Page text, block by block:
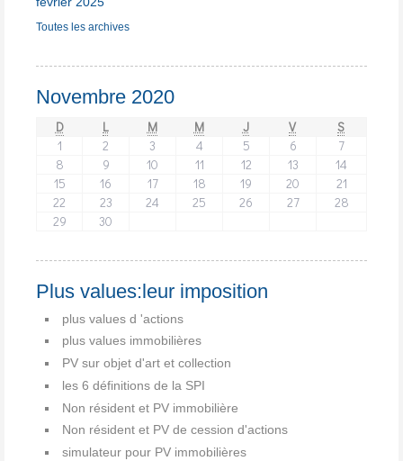
Toutes les archives
Novembre 2020
D L M M J V
S
1
2 3 4 5 6
7
8
9 10 11 12 13
14
15
16 17 18 19 20
21
22
23 24 25 26 27
28
29
30
Plus values:leur imposition
plus values d 'actions
plus values immobilières
PV sur objet d'art et collection
les 6 définitions de la SPI
Non résident et PV immobilière
Non résident et PV de cession d'actions
simulateur pour PV immobilières